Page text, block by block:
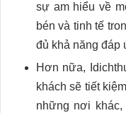
sự am hiểu về
bén và tinh tế
đủ khả năng đáp
Hơn nữa,
khách sẽ tiết
những nơi khác,